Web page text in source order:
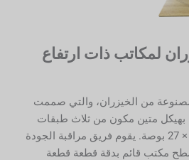
لمكاتب ذات ارتفاع
من الخيزران، والتي صممت
بهيكل متين مكون من ثلاث طبقات
متداخلة بمقاس 46 بوصة × 27 بوصة. يقوم فريق مراقبة الجودة
مكتب قائم بدقة قطعة قطعة